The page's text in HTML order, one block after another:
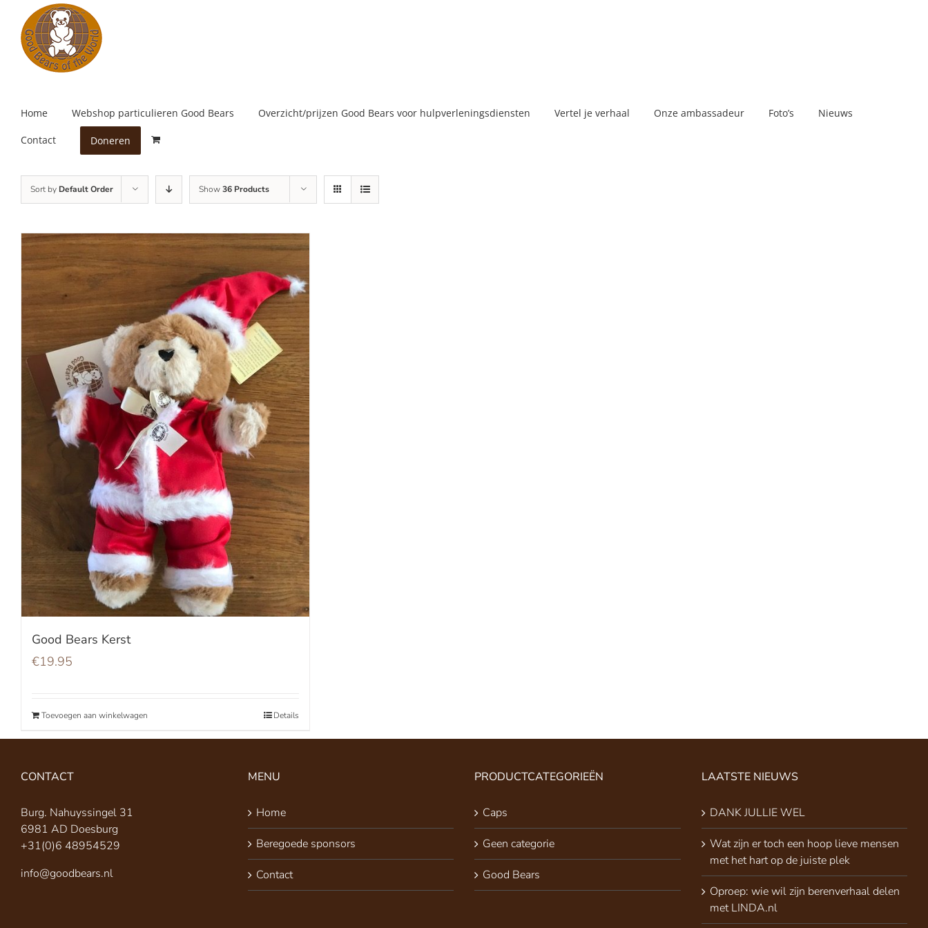
content
Home Webshop particulieren Good Bears Overzicht/prijzen Good Bears voor hulpverleningsdiensten Vertel je verhaal Onze ambassadeur Foto’s Nieuws
Contact Doneren
Sort by Default Order Show36 Products
Good Bears Kerst
€19.95
Toevoegen aan winkelwagen Details
CONTACT
Burg. Nahuyssingel 31
6981 AD Doesburg
+31(0)6 48954529
info@goodbears.nl
MENU
Home
Beregoede sponsors
Contact
PRODUCTCATEGORIEËN
Caps
Geen categorie
Good Bears
LAATSTE NIEUWS
DANK JULLIE WEL
Wat zijn er toch een hoop lieve mensen
met het hart op de juiste plek
Oproep: wie wil zijn berenverhaal delen
met LINDA.nl